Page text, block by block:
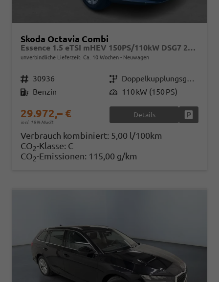
Skoda Octavia Combi
Essence 1.5 eTSI mHEV 150PS/110kW DSG7 2026
unverbindliche Lieferzeit: Ca. 10 Wochen Neuwagen
Fahrzeugnr. 30936 Getriebe
Doppelkupplungsgetriebe (DSG)
Kraftstoff Benzin Leistung 110 kW (150 PS)
29.972,– €
incl. 19% MwSt.
Details
Verbrauch kombiniert: 5,00 l/100km
CO2-Klasse: C
CO2-Emissionen: 115,00 g/km